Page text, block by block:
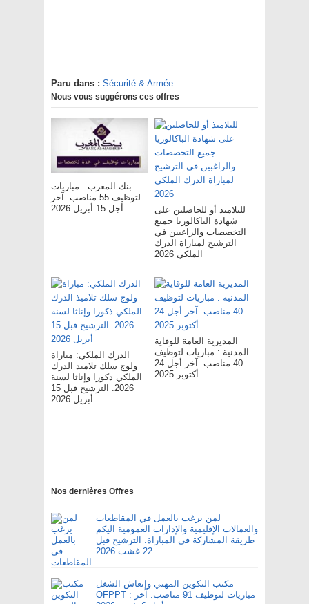
Paru dans : Sécurité & Armée
Nous vous suggérons ces offres
بنك المغرب : مباريات
لتوظيف 55 مناصب. آخر
أجل 15 أبريل 2026
للتلاميذ أو للحاصلين على
شهادة الباكالوريا جميع
التخصصات والراغبين في
الترشيح لمباراة الدرك
الملكي 2026
الدرك الملكي: مباراة
ولوج سلك تلاميذ الدرك
الملكي ذكورا وإناثا لسنة
2026. الترشيح قبل 15
أبريل 2026
المديرية العامة للوقاية
المدنية : مباريات لتوظيف
40 مناصب. آخر أجل 24
أكتوبر 2025
Nos dernières Offres
لمن يرغب بالعمل في المقاطعات
والعمالات الإقليمية والإدارات العمومية اليكم
طريقة المشاركة في المباراة. الترشيح قبل
22 غشت 2026
مكتب التكوين المهني وإنعاش الشغل
OFPPT : مباريات لتوظيف 91 مناصب. آخر